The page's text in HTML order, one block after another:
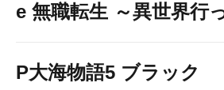
e 無職転生 ～異世界行
P大海物語5 ブラック